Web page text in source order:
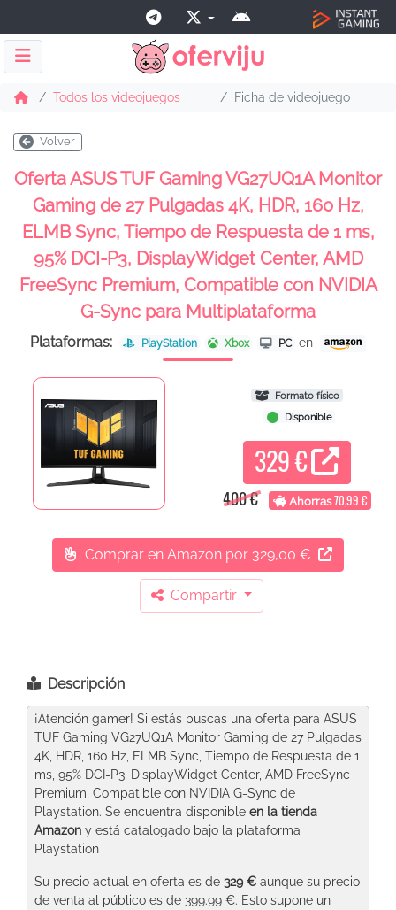
Todos los videojuegos Ficha de videojuego
Volver
Oferta ASUS TUF Gaming VG27UQ1A Monitor
Gaming de 27 Pulgadas 4K, HDR, 160 Hz,
ELMB Sync, Tiempo de Respuesta de 1 ms,
95% DCI-P3, DisplayWidget Center, AMD
FreeSync Premium, Compatible con NVIDIA
G-Sync para Multiplataforma
Plataformas: PlayStation Xbox PC en
Formato físico
Disponible
329 €
400 € Ahorras70,99 €
Comprar en Amazon por 329,00 €
Compartir
Descripción
¡Atención gamer! Si estás buscas una oferta para ASUS
TUF Gaming VG27UQ1A Monitor Gaming de 27 Pulgadas
4K, HDR, 160 Hz, ELMB Sync, Tiempo de Respuesta de 1
ms, 95% DCI-P3, DisplayWidget Center, AMD FreeSync
Premium, Compatible con NVIDIA G-Sync de
Playstation. Se encuentra disponible en la tienda
Amazon y está catalogado bajo la plataforma
Playstation
Su precio actual en oferta es de 329 € aunque su precio
de venta al público es de 399.99 €. Esto supone un